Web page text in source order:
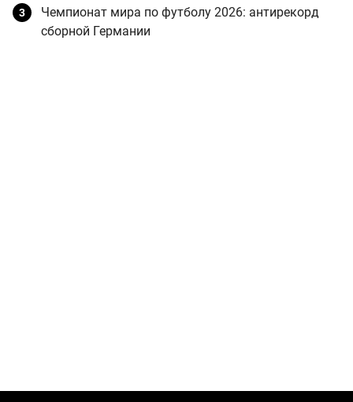
Чемпионат мира по футболу 2026: антирекорд
сборной Германии